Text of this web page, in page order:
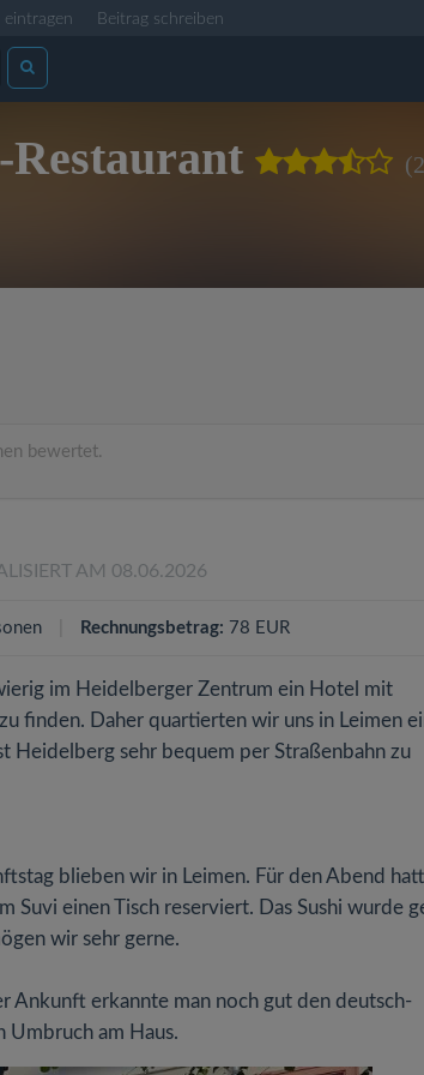
eintragen Beitrag schreiben
Restaurant
bewertet.
AM 08.06.2026
Rechnungsbetrag: 78 EUR
im Heidelberger Zentrum ein Hotel mit
finden. Daher quartierten wir uns in Leimen
Heidelberg sehr bequem per Straßenbahn zu
blieben wir in Leimen. Für den Abend
Suvi einen Tisch reserviert. Das Sushi wurde
wir sehr gerne.
Ankunft erkannte man noch gut den deutsch-
Umbruch am Haus.